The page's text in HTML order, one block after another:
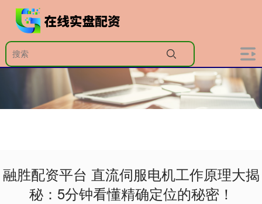
融胜配资平台 直流伺服电机工作原理大揭
秘：5分钟看懂精确定位的秘密！